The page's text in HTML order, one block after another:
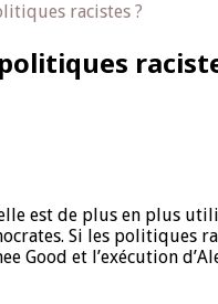
racistes ?
est de plus en plus
Si les politiques
Good et l’exécution